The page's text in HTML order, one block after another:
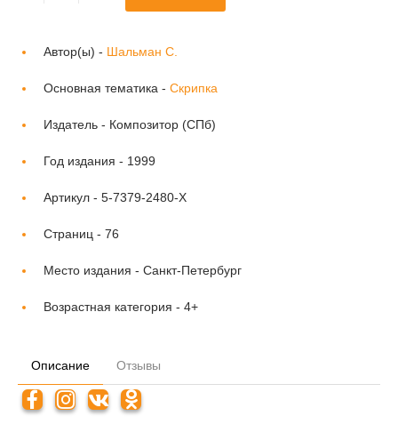
Автор(ы) - Шальман С.
Основная тематика - Скрипка
Издатель - Композитор (СПб)
Год издания - 1999
Артикул - 5-7379-2480-X
Страниц - 76
Место издания - Санкт-Петербург
Возрастная категория - 4+
Описание Отзывы